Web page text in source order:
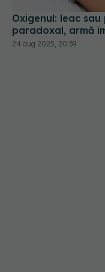
Oxigenul: leac sau
paradoxal, armă
24 aug 2025, 20:39